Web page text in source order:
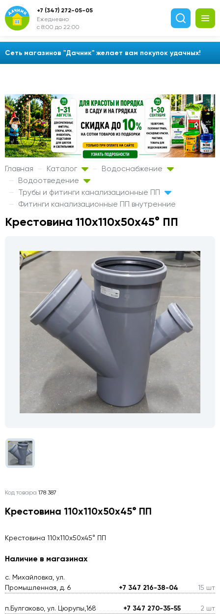
Сеть магазинов "Дачник" желает вам покупок удачных!
+7 (347) 272-05-05
Ежедневно
с 8:00 до 22:00
Главная Каталог
Водоснабжение
Водоотведение
Трубы и фитинги канализационные ПП
Фитинги канализационные ПП внутренние
Крестовина 110х110х50х45° ПП
Код товара 178 387
Крестовина 110х110х50х45° ПП
Крестовина 110х110х50х45° ПП
Наличие в магазинах
с. Михайловка, ул.
Промышленная, д. 6
+7 347 216-38-04 15 шт
п.Булгаково, ул. Цюрупы,168 +7 347 270-35-55 2 шт